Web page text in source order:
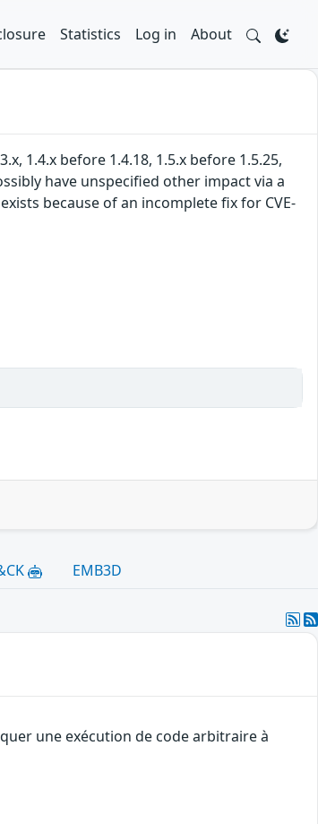
Statistics Log in About
1.4.x before 1.4.18, 1.5.x before 1.5.25,
have unspecified other impact via a
because of an incomplete fix for CVE-
EMB3D
une exécution de code arbitraire à